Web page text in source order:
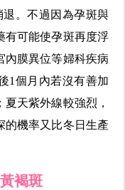
。不過因為孕斑與
有可能使孕斑再度浮
內膜異位等婦科疾病
1個月內若沒有善加
天紫外線較強烈，
的機率又比冬日生產
褐斑